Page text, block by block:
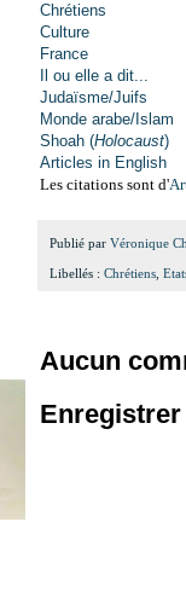
Chrétiens
Culture
France
Il ou elle a dit...
Judaïsme/Juifs
Monde arabe/Islam
Shoah (Holocaust)
Articles in English
Les citations sont d'
Publié par Véronique
Libellés : Chrétiens
Aucun